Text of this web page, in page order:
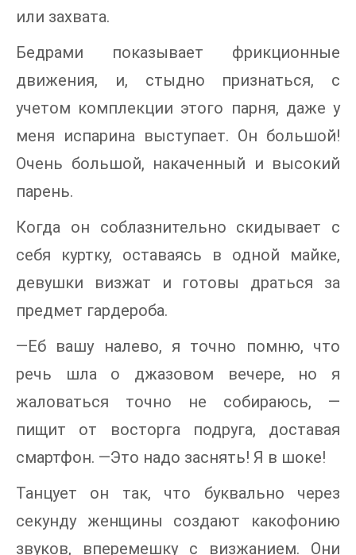
или захвата.
Бедрами показывает фрикционные
движения, и, стыдно признаться, с
учетом комплекции этого парня, даже у
меня испарина выступает. Он большой!
Очень большой, накаченный и высокий
парень.
Когда он соблазнительно скидывает с
себя куртку, оставаясь в одной майке,
девушки визжат и готовы драться за
предмет гардероба.
—Еб вашу налево, я точно помню, что
речь шла о джазовом вечере, но я
жаловаться точно не собираюсь, —
пищит от восторга подруга, доставая
смартфон. —Это надо заснять! Я в шоке!
Танцует он так, что буквально через
секунду женщины создают какофонию
звуков, вперемешку с визжанием. Они